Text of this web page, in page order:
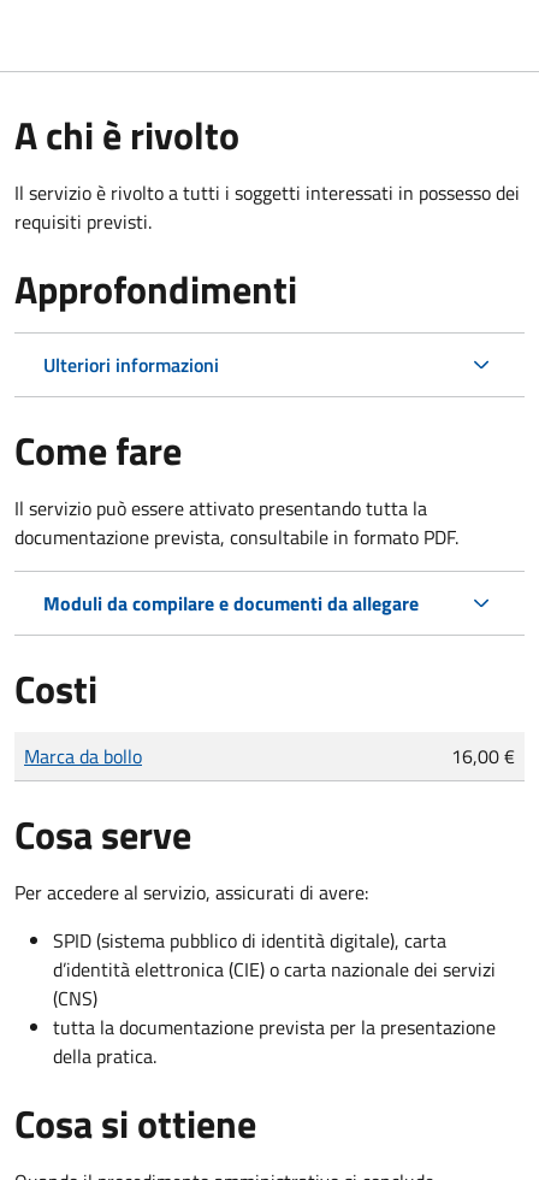
A chi è rivolto
Il servizio è rivolto a tutti i soggetti interessati in possesso dei
requisiti previsti.
Approfondimenti
Ulteriori informazioni
Come fare
Il servizio può essere attivato presentando tutta la
documentazione prevista, consultabile in formato PDF.
Moduli da compilare e documenti da allegare
Costi
Tipo di pagamento
Importo
Marca da bollo 16,00 €
Cosa serve
Per accedere al servizio, assicurati di avere:
SPID (sistema pubblico di identità digitale), carta
d’identità elettronica (CIE) o carta nazionale dei servizi
(CNS)
tutta la documentazione prevista per la presentazione
della pratica.
Cosa si ottiene